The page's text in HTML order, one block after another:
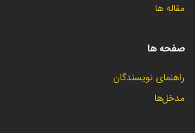
مقاله ها
صفحه ها
راهنمای نویسندگان
مدخل‌ها